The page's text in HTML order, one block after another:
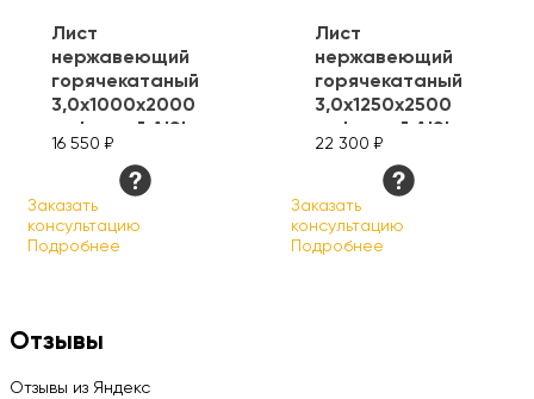
Лист
нержавеющий
горячекатаный
3,0х1000х2000
рифленый AISI
304
16 550 ₽
Заказать
консультацию
Подробнее
Лист
нержавеющий
горячекатаный
3,0х1250х2500
рифленый AISI
304
22 300 ₽
Заказать
консультацию
Подробнее
Отзывы
Отзывы из Яндекс